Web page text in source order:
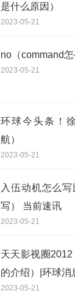
是什么原因）
2023-05-21
no（command怎
2023-05-21
环球今头条！
航）
2023-05-21
入伍动机怎么
写） 当前速讯
2023-05-21
天天影视圈
的介绍）|环球消
2023-05-21